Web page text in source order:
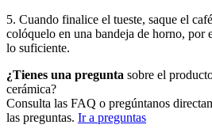
5. Cuando finalice el tueste, saque el
colóquelo en una bandeja de horno, por
lo suficiente.
¿Tienes una pregunta sobre el
cerámica?
Consulta las FAQ o pregúntanos
las preguntas. Ir a preguntas